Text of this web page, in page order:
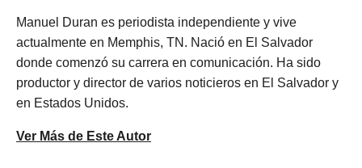
Manuel Duran es periodista independiente y vive
actualmente en Memphis, TN. Nació en El Salvador
donde comenzó su carrera en comunicación. Ha sido
productor y director de varios noticieros en El Salvador y
en Estados Unidos.
Ver Más de Este Autor